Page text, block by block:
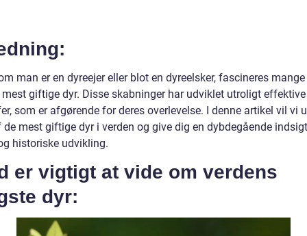
man er en dyreejer eller blot en dyreelsker, fascineres
mest giftige dyr. Disse skabninger har udviklet utroligt effektive
som er afgørende for deres overlevelse. I denne artikel vil vi
de mest giftige dyr i verden og give dig en dybdegående
historiske udvikling.
er vigtigt at vide om verdens
dyr: